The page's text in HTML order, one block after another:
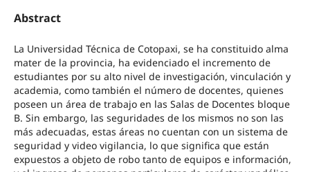
Abstract
La Universidad Técnica de Cotopaxi, se ha constituido alma
mater de la provincia, ha evidenciado el incremento de
estudiantes por su alto nivel de investigación, vinculación y
academia, como también el número de docentes, quienes
poseen un área de trabajo en las Salas de Docentes bloque
B. Sin embargo, las seguridades de los mismos no son las
más adecuadas, estas áreas no cuentan con un sistema de
seguridad y video vigilancia, lo que significa que están
expuestos a objeto de robo tanto de equipos e información,